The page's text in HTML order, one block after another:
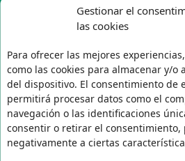
Gestionar el
las cookies
Para ofrecer las mejores
como las cookies para almacenar y/o
del dispositivo. El consentimiento de
permitirá procesar datos como el
navegación o las identificaciones
consentir o retirar el consentimiento,
negativamente a ciertas
Política de Términos y
Information Security Policy
S.A
Política de Derechos de Autor
Contenidos
Política Editorial de la Sede
Encuesta de usabilidad